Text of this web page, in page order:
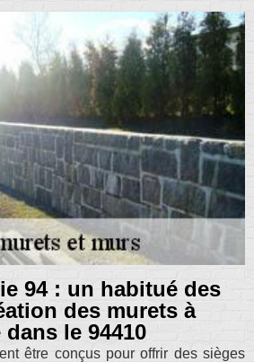
94 : un habitué des
des murets à
le 94410
être conçus pour offrir des sièges